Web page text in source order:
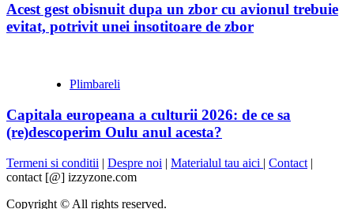
Acest gest obisnuit dupa un zbor cu avionul trebuie
evitat, potrivit unei insotitoare de zbor
Plimbareli
Capitala europeana a culturii 2026: de ce sa
(re)descoperim Oulu anul acesta?
Termeni si conditii | Despre noi | Materialul tau aici | Contact |
contact [@] izzyzone.com
Copyright © All rights reserved.